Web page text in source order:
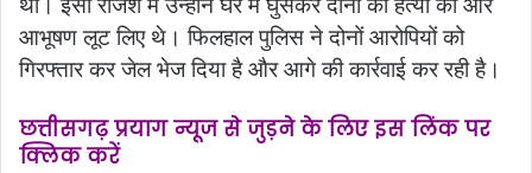
था। इसी रंजिश में उन्होंने घर में घुसकर दोनों की हत्या की और
आभूषण लूट लिए थे। फिलहाल पुलिस ने दोनों आरोपियों को
गिरफ्तार कर जेल भेज दिया है और आगे की कार्रवाई कर रही है।
छत्तीसगढ़ प्रयाग न्यूज से जुड़ने के लिए इस लिंक पर
क्लिक करें